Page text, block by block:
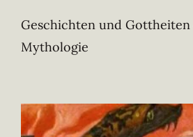
Geschichten und
Mythologie